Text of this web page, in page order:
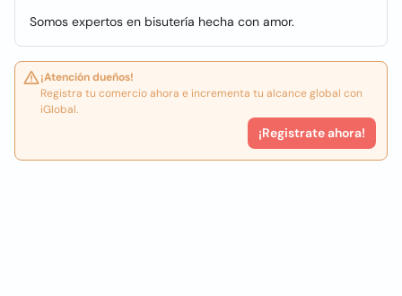
Somos expertos en bisutería hecha con amor.
¡Atención dueños!
Registra tu comercio ahora e incrementa tu alcance global con
iGlobal.
¡Registrate ahora!